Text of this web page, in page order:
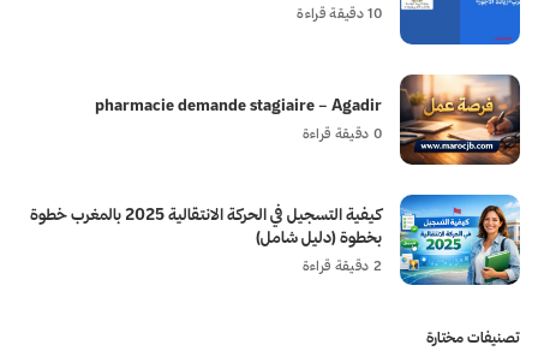
10 دقيقة قراءة
pharmacie demande stagiaire – Agadir
0 دقيقة قراءة
كيفية التسجيل في الحركة الانتقالية 2025 بالمغرب خطوة
بخطوة (دليل شامل)
2 دقيقة قراءة
تصنيفات مختارة